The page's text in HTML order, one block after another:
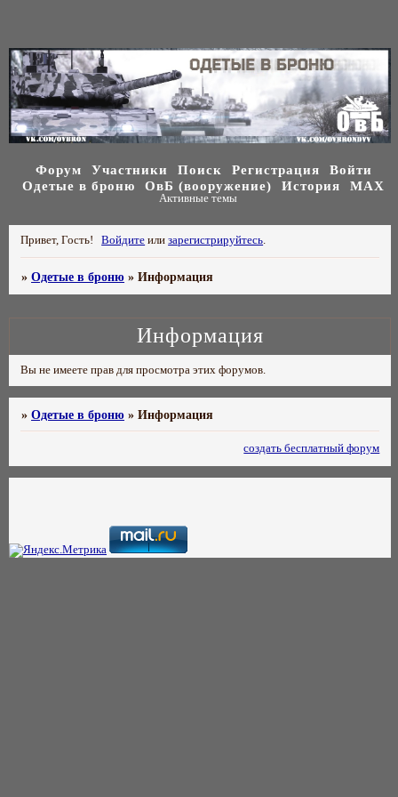
Форум Участники Поиск Регистрация
Войти
Одетые в броню
ОвБ (вооружение) История МАХ
Активные темы
Привет, Гость! Войдите илизарегистрируйтесь.
»Одетые в броню »Информация
Информация
Вы не имеете прав для просмотра этих форумов.
»Одетые в броню »Информация
создать бесплатный форум